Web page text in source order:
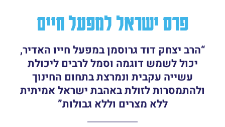
פרס ישראל למפעל חיים
“הרב יצחק דוד גרוסמן במפעל חייו האדיר,
יכול לשמש דוגמה וסמל לרבים ליכולת
עשייה עקבית ונמרצת בתחום החינוך
ולהתמסרות לזולת באהבת ישראל אמיתית
ללא מצרים וללא גבולות”